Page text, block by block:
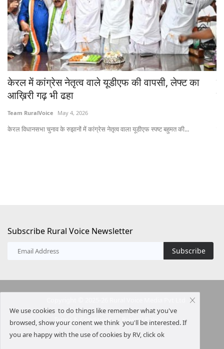
केरल में कांग्रेस नेतृत्व वाले यूडीएफ की वापसी, लेफ्ट का
आख़िरी गढ़ भी ढहा
Team RuralVoice May 4, 2026
केरल विधानसभा चुनाव के रुझानों में कांग्रेस नेतृत्व वाला यूडीएफ स्पष्ट बहुमत की...
Subscribe Rural Voice Newsletter
Subscribe
Terms & Conditions Privacy Policy
We use cookies to do things like remember what you've
browsed, show your conent we think you'll be interested. If
you are happy with the use of cookies by RV, click ok